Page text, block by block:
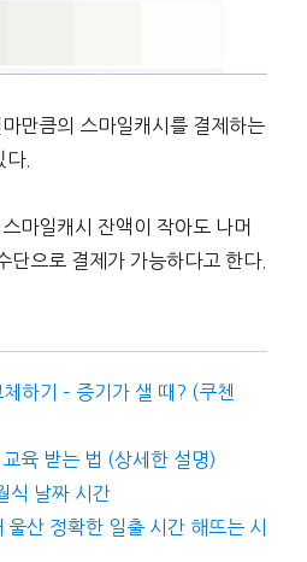
만큼의 스마일캐시를 결제하는
다.
마일캐시 잔액이 작아도 나머
단으로 결제가 가능하다고 한다.
하기 – 증기가 샐 때? (쿠첸
육 받는 법 (상세한 설명)
식 날짜 시간
산 정확한 일출 시간 해뜨는 시